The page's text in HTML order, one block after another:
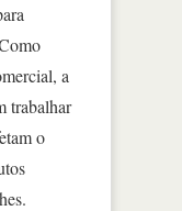
a
trabalhar
o